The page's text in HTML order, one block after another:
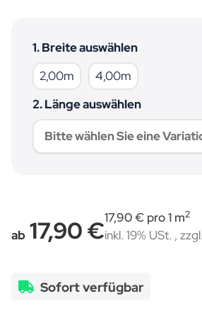
1. Breite auswählen
2,00m 2,00m4,00m
2. Länge auswählen
Bitte wählen Sie eine
ab 17,90 €17,90 € pro 1 m2
inkl. 19% USt. ,
Sofort verfügbar